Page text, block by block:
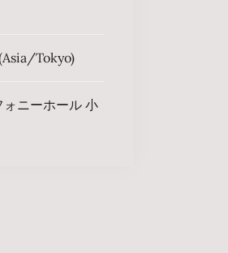
Tokyo)
ニーホール 小